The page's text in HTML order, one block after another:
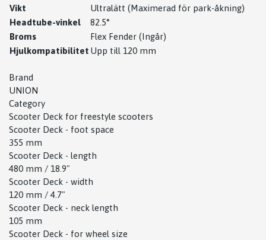
Vikt
Ultralätt (Maximerad för park-åkning)
Headtube-vinkel
82.5°
Broms
Flex Fender (Ingår)
Hjulkompatibilitet Upp till 120 mm
Brand
UNION
Category
Scooter Deck for freestyle scooters
Scooter Deck - foot space
355 mm
Scooter Deck - length
480 mm / 18.9"
Scooter Deck - width
120 mm / 4.7"
Scooter Deck - neck length
105 mm
Scooter Deck - for wheel size